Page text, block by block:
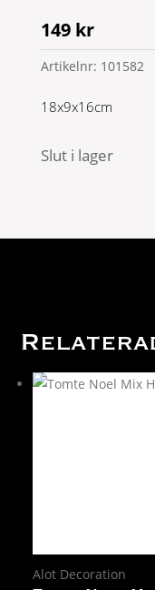
149 kr
Artikelnr: 101582
18x9x16cm
Slut i lager
Alot Decoration